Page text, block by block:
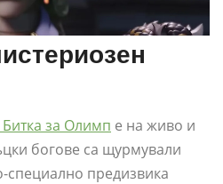
за Олимп е на живо и
богове са щурмували
специално предизвика